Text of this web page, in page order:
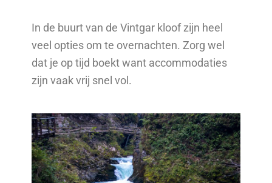
In de buurt van de Vintgar kloof zijn heel
veel opties om te overnachten. Zorg wel
dat je op tijd boekt want accommodaties
zijn vaak vrij snel vol.